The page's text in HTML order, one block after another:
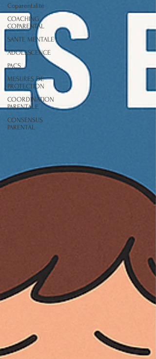
Coparentalité
COACHING
COPARENTAL
SANTE MENTALE
ADOLESCENCE
PACS
MESURES DE
PROTECTION
COORDINATION
PARENTALE
CONSENSUS
PARENTAL